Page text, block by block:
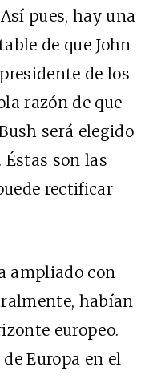
pues, hay una
de que John
de los
razón de que
será elegido
son las
rectificar
ampliado con
habían
europeo.
Europa en el